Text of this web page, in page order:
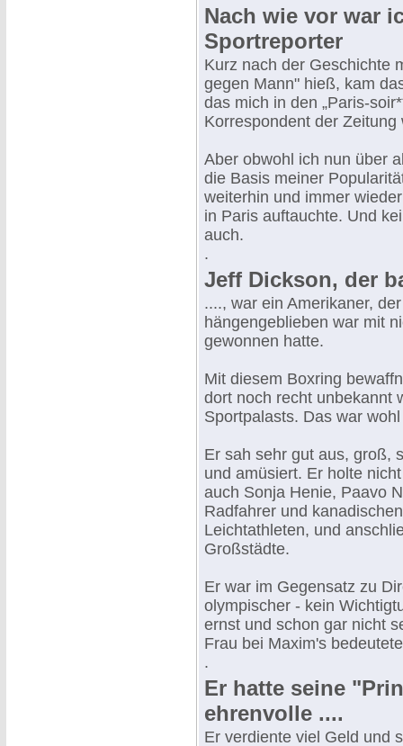
Nach wie vor war
Sportreporter
Kurz nach der Geschichte
gegen Mann" hieß, kam
das mich in den „Paris-
Korrespondent der Zeitung
Aber obwohl ich nun über
die Basis meiner
weiterhin und immer
in Paris auftauchte. Und
auch.
.
Jeff Dickson, der
...., war ein Amerikaner,
hängengeblieben war mit
gewonnen hatte.
Mit diesem Boxring
dort noch recht unbekannt
Sportpalasts. Das war
Er sah sehr gut aus, groß,
und amüsiert. Er holte
auch Sonja Henie, Paavo
Radfahrer und
Leichtathleten, und
Großstädte.
Er war im Gegensatz zu
olympischer - kein
ernst und schon gar nicht
Frau bei Maxim's
.
Er hatte seine
ehrenvolle ....
Er verdiente viel Geld und